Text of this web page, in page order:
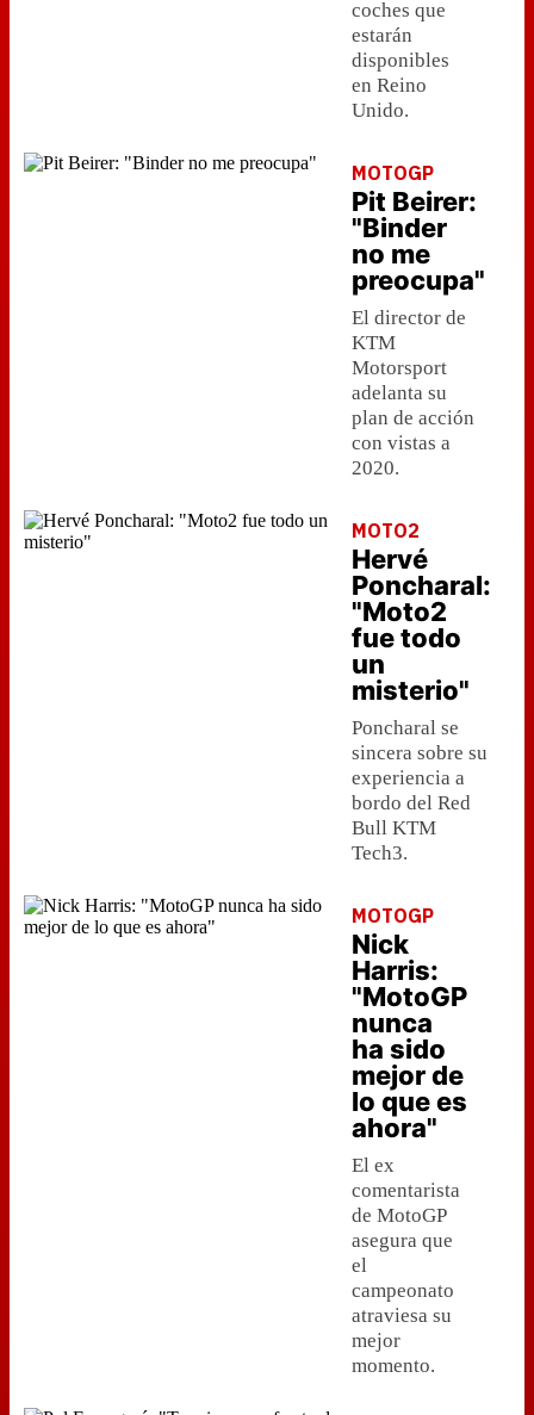
coches que
estarán
disponibles
en Reino
Unido.
MOTOGP
Pit Beirer:
"Binder
no me
preocupa"
El director de
KTM
Motorsport
adelanta su
plan de acción
con vistas a
2020.
MOTO2
Hervé
Poncharal:
"Moto2
fue todo
un
misterio"
Poncharal se
sincera sobre su
experiencia a
bordo del Red
Bull KTM
Tech3.
MOTOGP
Nick
Harris:
"MotoGP
nunca
ha sido
mejor de
lo que es
ahora"
El ex
comentarista
de MotoGP
asegura que
el
campeonato
atraviesa su
mejor
momento.